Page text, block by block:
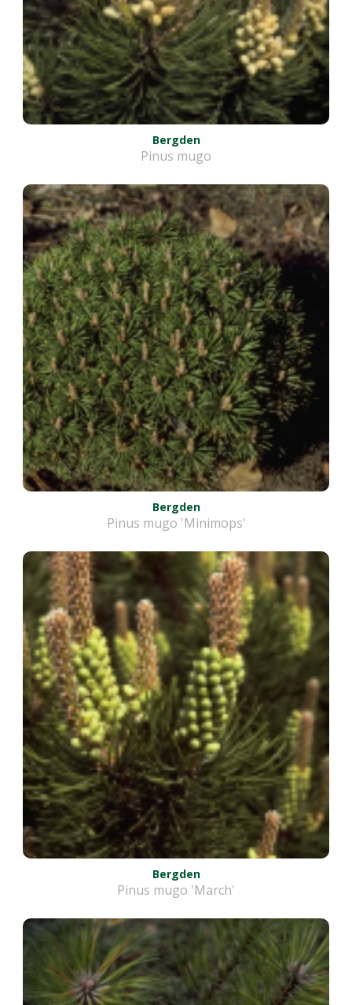
Bergden
Pinus mugo
Bergden
Pinus mugo 'Minimops'
Bergden
Pinus mugo 'March'